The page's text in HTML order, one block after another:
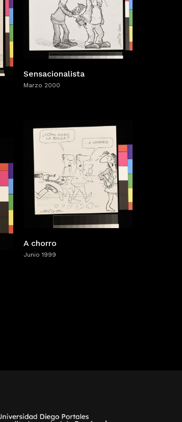
Sensacionalista
Marzo 2000
A chorro
Junio 1999